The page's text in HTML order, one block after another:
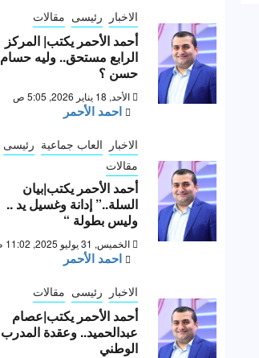
الاخبار رئيسى مقالات
أحمد الأحمر يكتب| المركز
الرابع مستحق.. وليه حسام
حسن ؟
الأحد, 18 يناير 2026, 5:05 ص
احمد الأحمر
الاخبار العاب جماعية رئيسى
مقالات
أحمد الأحمر يكتب|بيان
السلة..” إدانة وغسيل يد ..
وليس بطولة “
الخميس, 31 يوليو 2025, 11:02 ص
احمد الأحمر
الاخبار رئيسى مقالات
أحمد الأحمر يكتب|عصام
عبدالحميد.. وعقدة المدرب
الوطني